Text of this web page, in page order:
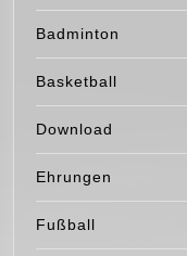
Badminton
Basketball
Download
Ehrungen
Fußball